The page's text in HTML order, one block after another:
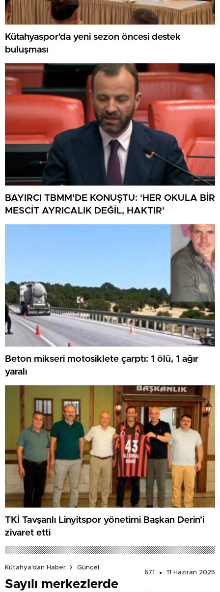
Kütahyaspor’da yeni sezon öncesi destek
buluşması
BAYIRCI TBMM’DE KONUŞTU: ‘HER OKULA BİR
MESCİT AYRICALIK DEĞİL, HAKTIR’
Beton mikseri motosiklete çarptı: 1 ölü, 1 ağır
yaralı
TKİ Tavşanlı Linyitspor yönetimi Başkan Derin’i
ziyaret etti
Kütahya'dan Haber
Güncel
671
11 Haziran 2025
Sayılı merkezlerde